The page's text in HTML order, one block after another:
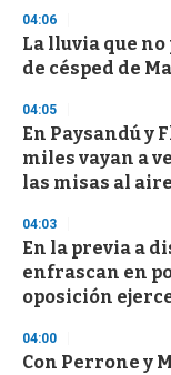
3
s
e
c
n
d
04:06
La lluvia que
de césped de
04:05
En Paysandú y
miles vayan a
las misas al
04:03
En la previa a
enfrascan en
oposición
04:00
Con Perrone y